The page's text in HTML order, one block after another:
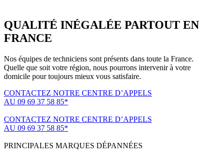
QUALITÉ INÉGALÉE PARTOUT EN
FRANCE
Nos équipes de techniciens sont présents dans toute la France.
Quelle que soit votre région, nous pourrons intervenir à votre
domicile pour toujours mieux vous satisfaire.
CONTACTEZ NOTRE CENTRE D’APPELS
AU 09 69 37 58 85*
CONTACTEZ NOTRE CENTRE D’APPELS
AU 09 69 37 58 85*
PRINCIPALES MARQUES DÉPANNÉES